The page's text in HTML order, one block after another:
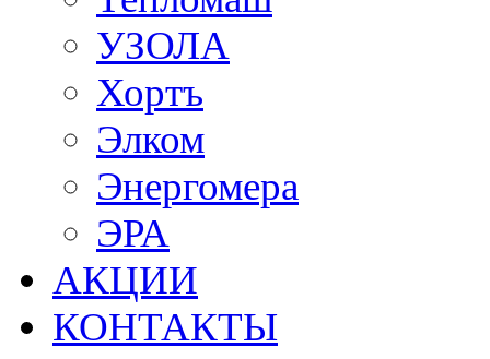
УЗОЛА
Хортъ
Элком
Энергомера
ЭРА
АКЦИИ
КОНТАКТЫ